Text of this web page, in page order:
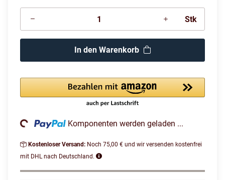
Stk
In den Warenkorb
Komponenten werden geladen ...
Kostenloser Versand: Noch 75,00 € und wir versenden kostenfrei
mit DHL nach Deutschland.